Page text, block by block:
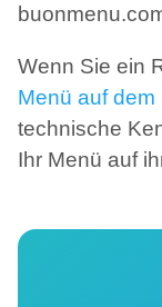
Wenn Sie ein
Menü auf
technische
Ihr Menü auf